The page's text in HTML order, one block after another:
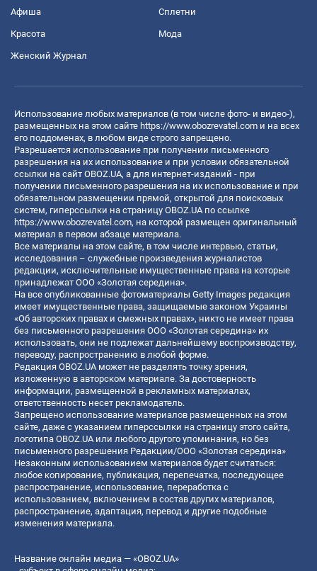
Афиша Сплетни
Красота Мода
Женский Журнал
Использование любых материалов (в том числе фото- и видео-),
размещенных на этом сайте https://www.obozrevatel.com и на всех
его поддоменах, в любом виде строго запрещено.
Разрешается использование при получении письменного
разрешения на их использование и при условии обязательной
ссылки на сайт OBOZ.UA, а для интернет-изданий - при
получении письменного разрешения на их использование и при
обязательном размещении прямой, открытой для поисковых
систем, гиперссылки на страницу OBOZ.UA по ссылке
https://www.obozrevatel.com, на которой размещен оригинальный
материал в первом абзаце материала.
Все материалы на этом сайте, в том числе интервью, статьи,
исследования – служебные произведения журналистов
редакции, исключительные имущественные права на которые
принадлежат ООО «Золотая середина».
На все опубликованные фотоматериалы Getty Images редакция
имеет имущественные права, защищаемые законом Украины
«Об авторских правах и смежных правах», никто не имеет права
без письменного разрешения ООО «Золотая середина» их
использовать, они не подлежат дальнейшему воспроизводству,
переводу, распространению в любой форме.
Редакция OBOZ.UA может не разделять точку зрения,
изложенную в авторском материале. За достоверность
информации, размещенной в рекламных материалах,
ответственность несет рекламодатель.
Запрещено использование материалов размещенных на этом
сайте, даже с указанием гиперссылки на страницу этого сайта,
логотипа OBOZ.UA или любого другого упоминания, но без
письменного разрешения Редакции/ООО «Золотая середина»
Незаконным использованием материалов будет считаться:
любое копирование, публикация, перепечатка, последующее
распространение, использование, переработка с
использованием, включением в состав других материалов,
распространение, адаптация, перевод и другие подобные
изменения материала.
Название онлайн медиа — «OBOZ.UA»